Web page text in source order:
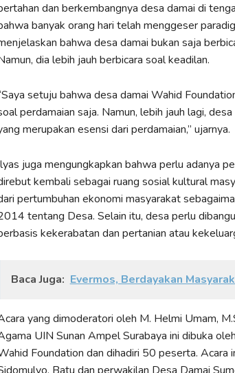
dan berkembangnya desa damai di
banyak orang hari telah menggeser
bahwa desa damai bukan saja
dia lebih jauh berbicara soal keadilan.
setuju bahwa desa damai Wahid
perdamaian saja. Namun, lebih jauh lagi,
merupakan esensi dari perdamaian,” ujarnya.
juga mengungkapkan bahwa perlu adanya
kembali sebagai ruang sosial kultural
pertumbuhan ekonomi masyarakat
tentang Desa. Selain itu, desa perlu
kekerabatan dan pertanian atau
Baca Juga: Evermos, Berdayakan
yang dimoderatori oleh M. Helmi Umam,
UIN Sunan Ampel Surabaya ini dibuka
Foundation dan dihadiri 50 peserta. Acara